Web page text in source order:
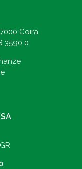
Coira
3590 0